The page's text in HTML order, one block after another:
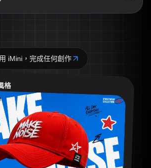
用 iMini，完成任何創作
格